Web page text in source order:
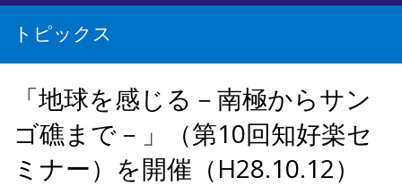
トピックス
「地球を感じる－南極からサン
ゴ礁まで－」（第10回知好楽セ
ミナー）を開催（H28.10.12）